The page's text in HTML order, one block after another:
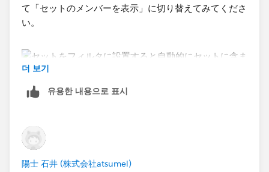
て「セットのメンバーを表示」に切り替えてみてくださ
い。
더 보기
유용한 내용으로 표시
陽士 石井 (株式会社atsumel)